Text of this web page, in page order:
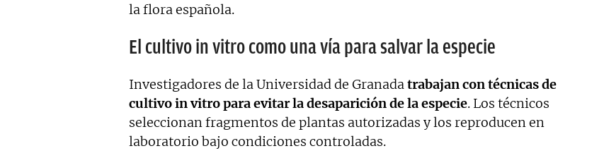
la flora española.
El cultivo in vitro como una vía para salvar la especie
Investigadores de la Universidad de Granadatrabajan con técnicas de
cultivo in vitro para evitar la desaparición de la especie. Los técnicos
seleccionan fragmentos de plantas autorizadas y los reproducen en
laboratorio bajo condiciones controladas.